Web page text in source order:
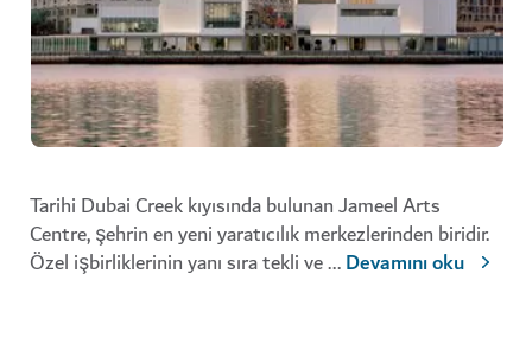
Tarihi Dubai Creek kıyısında bulunan Jameel Arts
Centre, şehrin en yeni yaratıcılık merkezlerinden biridir.
Özel işbirliklerinin yanı sıra tekli ve...Devamını oku